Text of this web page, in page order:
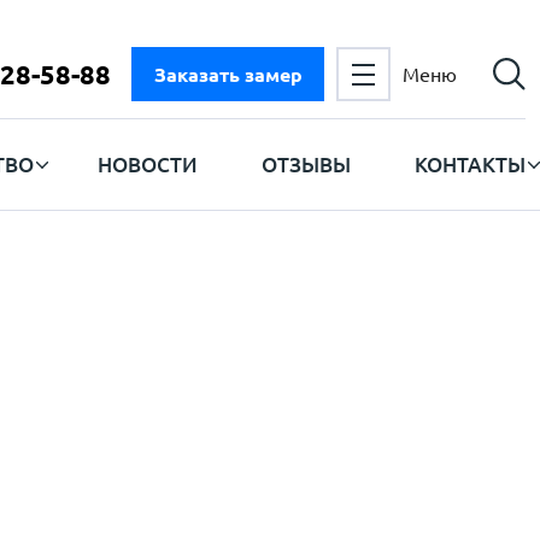
58-88 Заказать замер Меню
НОВОСТИ ОТЗЫВЫ КОНТАКТЫ